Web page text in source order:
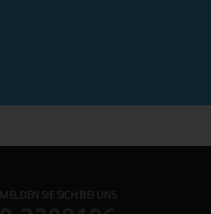
MELDEN SIE SICH BEI UNS